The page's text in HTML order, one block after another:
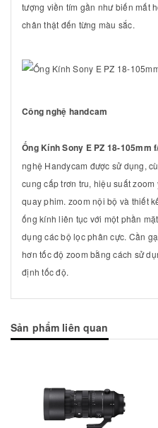
tượng viền tím gần như biến mất
chân thật đến từng màu sắc.
Công nghệ handcam
Ống Kính Sony E PZ 18-105mm
nghệ Handycam được sử dụng,
cung cấp trơn tru, hiệu suất
quay phim. zoom nội bộ và thiết
ống kính liên tục với một phần
dụng các bộ lọc phân cực. Cần
hơn tốc độ zoom bằng cách sử
định tốc độ.
Sản phẩm liên quan
Mua hàng